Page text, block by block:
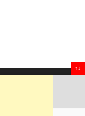
↑↓